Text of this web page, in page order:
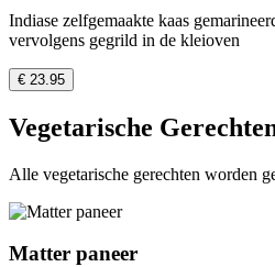
Indiase zelfgemaakte kaas
vervolgens gegrild in de kleioven
€ 23.95
Vegetarische
Alle vegetarische gerechten worden
Matter paneer